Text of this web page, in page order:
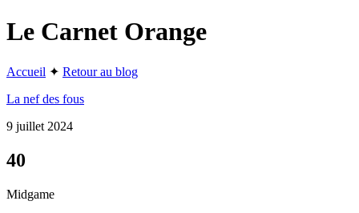
Le Carnet Orange
Accueil ✦ Retour au blog
La nef des fous
9 juillet 2024
40
Midgame